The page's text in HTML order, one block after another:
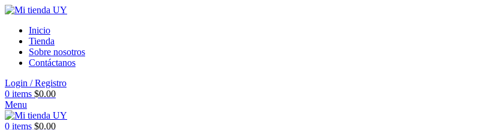
Inicio
Tienda
Sobre nosotros
Contáctanos
Login / Registro
0 items $0.00
Menu
0 items $0.00